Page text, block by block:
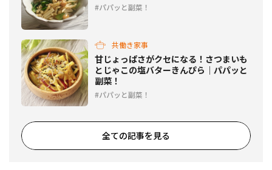
パパッと副菜！
共働き家事
甘じょっぱさがクセになる！さつまいも
とじゃこの塩バターきんぴら｜パパッと
副菜！
パパッと副菜！
全ての記事を見る